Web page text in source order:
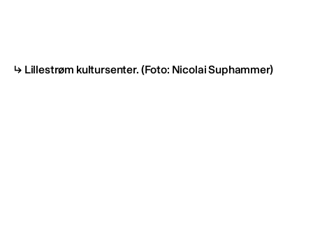
Lillestrøm kultursenter. (Foto: Nicolai Suphammer)